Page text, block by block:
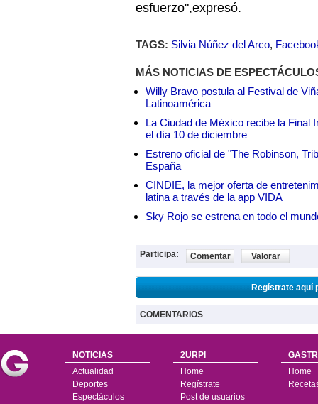
esfuerzo",expresó.
TAGS: Silvia Núñez del Arco,
MÁS NOTICIAS DE
Willy Bravo postula al Festival de
Latinoamérica
La Ciudad de México recibe la Final
el día 10 de diciembre
Estreno oficial de "The Robinson,
España
CINDIE, la mejor oferta de
latina a través de la app VIDA
Sky Rojo se estrena en todo el
Participa: Comentar Valorar
Regístrate aquí
COMENTARIOS
NOTICIAS
Actualidad
Deportes
Espectáculos
2URPI
Home
Regístrate
Post de usuarios
Home